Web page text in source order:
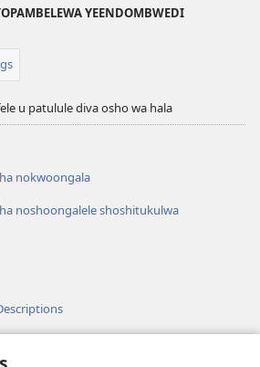
YEENDOMBWEDI
u patulule diva osho wa hala
nokwoongala
noshoongalele shoshitukulwa